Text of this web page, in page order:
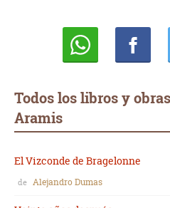
Todos los libros y
Aramis
El Vizconde de Bragelonne
de Alejandro Dumas